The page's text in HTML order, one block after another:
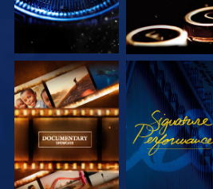
VERKEN DE SERIE KIJK